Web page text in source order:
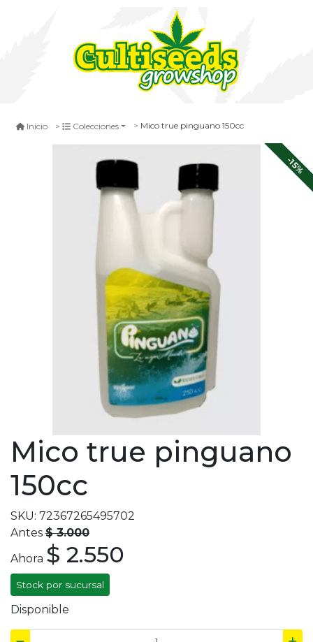
Inicio Colecciones Mico true pinguano 150cc
-15%
Mico true pinguano
150cc
SKU: 72367265495702
Antes $ 3.000
Ahora $ 2.550
Stock por sucursal
Disponible